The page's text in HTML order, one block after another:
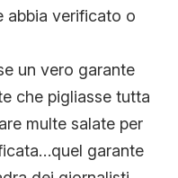
abbia verificato o
un vero garante
che pigliasse tutta
multe salate per
garante